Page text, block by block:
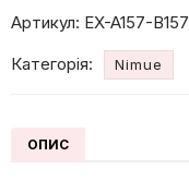
очей
15
Артикул: EX-A157-B157
Категорія:
Nimue
ОПИС